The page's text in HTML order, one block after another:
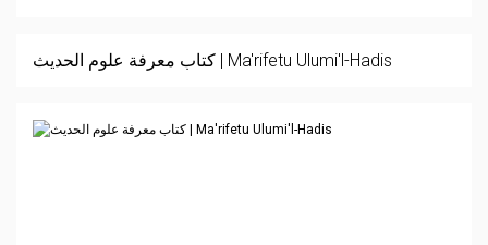
كتاب معرفة علوم الحديث | Ma'rifetu Ulumi'l-Hadis